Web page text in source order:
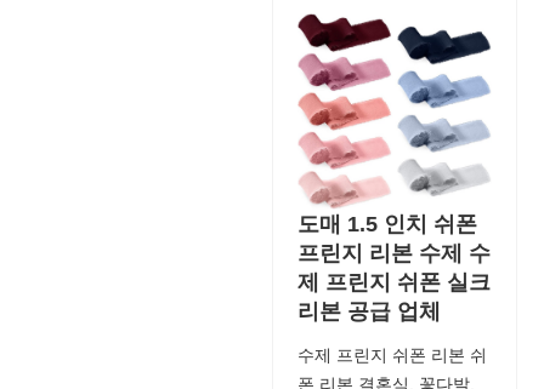
도매 1.5 인치 쉬폰
프린지 리본 수제 수
제 프린지 쉬폰 실크
리본 공급 업체
수제 프린지 쉬폰 리본 쉬
폰 리본 결혼식, 꽃다발,